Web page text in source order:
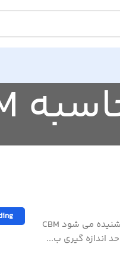
در تجارت و انتقال کالا یکی از واژگانی که بسیار شنیده می شود CBM
اندازه گیری ب...